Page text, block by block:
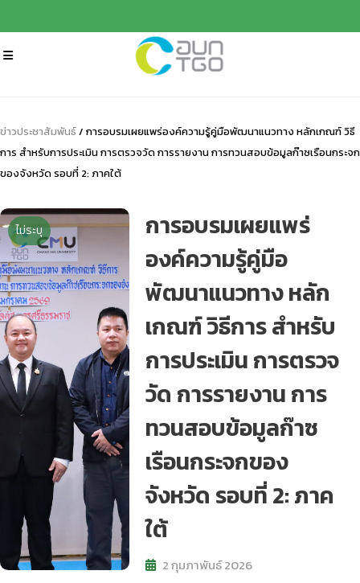
ข่าวประชาสัมพันธ์/ การอบรมเผยแพร่องค์ความรู้คู่มือพัฒนาแนวทาง หลักเกณฑ์ วิธี
การ สำหรับการประเมิน การตรวจวัด การรายงาน การทวนสอบข้อมูลก๊าซเรือนกระจก
ของจังหวัด รอบที่ 2: ภาคใต้
ไม่ระบุ
การอบรมเผยแพร่
องค์ความรู้คู่มือ
พัฒนาแนวทาง หลัก
เกณฑ์ วิธีการ สำหรับ
การประเมิน การตรวจ
วัด การรายงาน การ
ทวนสอบข้อมูลก๊าซ
เรือนกระจกของ
จังหวัด รอบที่ 2: ภาค
ใต้
2 กุมภาพันธ์ 2026